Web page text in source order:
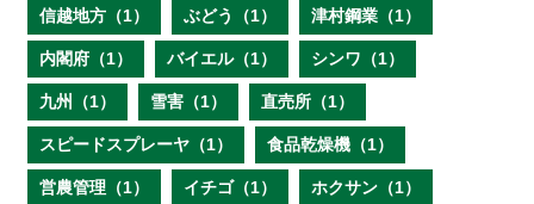
信越地方（1） ぶどう（1） 津村鋼業（1）
内閣府（1） バイエル（1） シンワ（1）
九州（1） 雪害（1） 直売所（1）
スピードスプレーヤ（1） 食品乾燥機（1）
営農管理（1） イチゴ（1） ホクサン（1）